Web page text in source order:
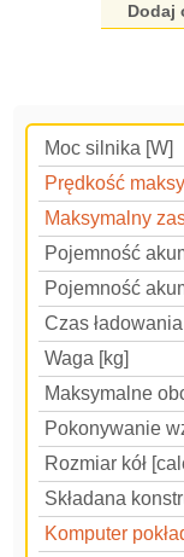
Dodaj
Moc silnika [W]
Prędkość
Maksymalny
Pojemność
Pojemność
Czas ładowania
Waga [kg]
Maksymalne
Pokonywanie
Rozmiar kół
Składana
Komputer